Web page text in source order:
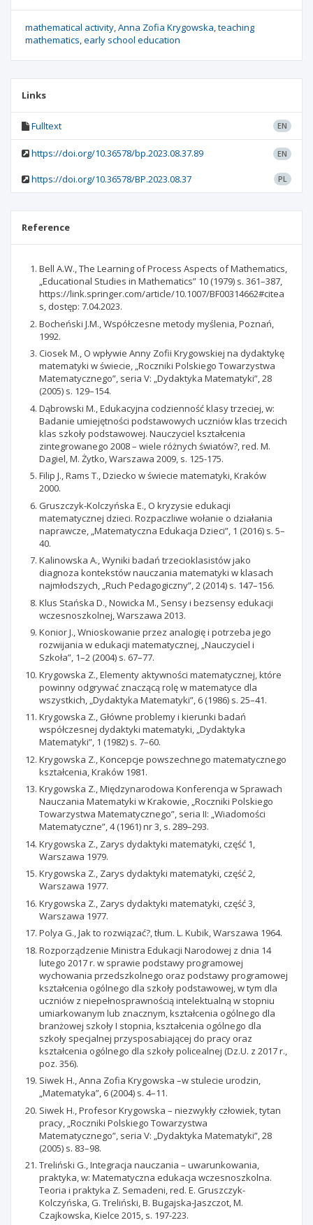
mathematical activity Anna Zofia Krygowska teaching
mathematics early school education
Links
Fulltext EN
https://doi.org/10.36578/bp.2023.08.37.89 EN
https://doi.org/10.36578/BP.2023.08.37 PL
Reference
Bell A.W., The Learning of Process Aspects of Mathematics,
„Educational Studies in Mathematics” 10 (1979) s. 361–387,
https://link.springer.com/article/10.1007/BF00314662#citea
s, dostęp: 7.04.2023.
Bocheński J.M., Współczesne metody myślenia, Poznań,
1992.
Ciosek M., O wpływie Anny Zofii Krygowskiej na dydaktykę
matematyki w świecie, „Roczniki Polskiego Towarzystwa
Matematycznego”, seria V: „Dydaktyka Matematyki”, 28
(2005) s. 129–154.
Dąbrowski M., Edukacyjna codzienność klasy trzeciej, w:
Badanie umiejętności podstawowych uczniów klas trzecich
klas szkoły podstawowej. Nauczyciel kształcenia
zintegrowanego 2008 – wiele różnych światów?, red. M.
Dagiel, M. Żytko, Warszawa 2009, s. 125-175.
Filip J., Rams T., Dziecko w świecie matematyki, Kraków
2000.
Gruszczyk-Kolczyńska E., O kryzysie edukacji
matematycznej dzieci. Rozpaczliwe wołanie o działania
naprawcze, „Matematyczna Edukacja Dzieci”, 1 (2016) s. 5–
40.
Kalinowska A., Wyniki badań trzecioklasistów jako
diagnoza kontekstów nauczania matematyki w klasach
najmłodszych, „Ruch Pedagogiczny”, 2 (2014) s. 147–156.
Klus Stańska D., Nowicka M., Sensy i bezsensy edukacji
wczesnoszkolnej, Warszawa 2013.
Konior J., Wnioskowanie przez analogię i potrzeba jego
rozwijania w edukacji matematycznej, „Nauczyciel i
Szkoła”, 1–2 (2004) s. 67–77.
Krygowska Z., Elementy aktywności matematycznej, które
powinny odgrywać znaczącą rolę w matematyce dla
wszystkich, „Dydaktyka Matematyki”, 6 (1986) s. 25–41.
Krygowska Z., Główne problemy i kierunki badań
współczesnej dydaktyki matematyki, „Dydaktyka
Matematyki”, 1 (1982) s. 7–60.
Krygowska Z., Koncepcje powszechnego matematycznego
kształcenia, Kraków 1981.
Krygowska Z., Międzynarodowa Konferencja w Sprawach
Nauczania Matematyki w Krakowie, „Roczniki Polskiego
Towarzystwa Matematycznego”, seria II: „Wiadomości
Matematyczne”, 4 (1961) nr 3, s. 289–293.
Krygowska Z., Zarys dydaktyki matematyki, część 1,
Warszawa 1979.
Krygowska Z., Zarys dydaktyki matematyki, część 2,
Warszawa 1977.
Krygowska Z., Zarys dydaktyki matematyki, część 3,
Warszawa 1977.
Polya G., Jak to rozwiązać?, tłum. L. Kubik, Warszawa 1964.
Rozporządzenie Ministra Edukacji Narodowej z dnia 14
lutego 2017 r. w sprawie podstawy programowej
wychowania przedszkolnego oraz podstawy programowej
kształcenia ogólnego dla szkoły podstawowej, w tym dla
uczniów z niepełnosprawnością intelektualną w stopniu
umiarkowanym lub znacznym, kształcenia ogólnego dla
branżowej szkoły I stopnia, kształcenia ogólnego dla
szkoły specjalnej przysposabiającej do pracy oraz
kształcenia ogólnego dla szkoły policealnej (Dz.U. z 2017 r.,
poz. 356).
Siwek H., Anna Zofia Krygowska –w stulecie urodzin,
„Matematyka”, 6 (2004) s. 4–11.
Siwek H., Profesor Krygowska – niezwykły człowiek, tytan
pracy, „Roczniki Polskiego Towarzystwa
Matematycznego”, seria V: „Dydaktyka Matematyki”, 28
(2005) s. 83–98.
Treliński G., Integracja nauczania – uwarunkowania,
praktyka, w: Matematyczna edukacja wczesnoszkolna.
Teoria i praktyka Z. Semadeni, red. E. Gruszczyk-
Kolczyńska, G. Treliński, B. Bugajska-Jaszczot, M.
Czajkowska, Kielce 2015, s. 197-223.